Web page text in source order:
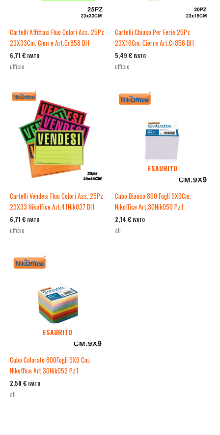
Cartelli Affittasi Fluo Colori Ass. 25Pz
23X33Cm. Cierre Art.Cr858 Bl1
6,71 € IVATO
ufficio
Cartelli Chiuso Per Ferie 25Pz
23X16Cm. Cierre Art.Cr856 Bl1
5,49 € IVATO
ufficio
Cartelli Vendesi Fluo Colori Ass. 25Pz
23X33 Nikoffice Art.41Nik037 Bl1
6,71 € IVATO
ufficio
ESAURITO
Cubo Bianco 800 Fogli 9X9Cm.
Nikoffice Art.30Nik050 Pz1
2,14 € IVATO
all
ESAURITO
Cubo Colorato 800Fogli 9X9 Cm.
Nikoffice Art.30Nik052 Pz1
2,50 € IVATO
all